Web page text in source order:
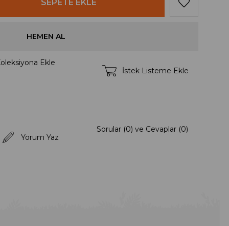
Ekle
İstek Listeme Ekle
Yorum Yaz
Sorular (0) ve Cevaplar (0)